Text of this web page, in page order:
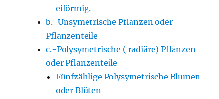
eiförmig.
b.-Unsymetrische Pflanzen oder
Pflanzenteile
c.-Polysymetrische ( radiäre) Pflanzen
oder Pflanzenteile
Fünfzählige Polysymetrische Blumen
oder Blüten